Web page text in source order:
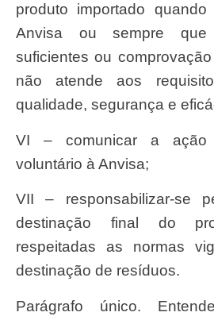
produto importado
Anvisa ou sempre que
suficientes ou
não atende aos
qualidade, segurança e
VI – comunicar a ação de recolhimento
voluntário à Anvisa;
VII – responsabilizar-se pela inutilização e
destinação final do
respeitadas as normas
destinação de resíduos.
Parágrafo único. Entende-se por evento